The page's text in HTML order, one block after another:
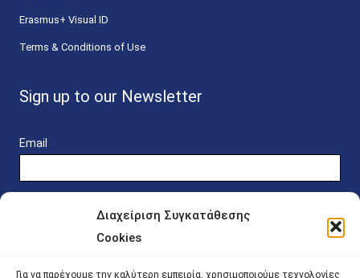
Διαχείριση Συγκατάθεσης
Cookies
Για να παρέχουμε την καλύτερη εμπειρία, χρησιμοποιούμε τεχνολογίες
Erasmus+ Visual ID
Terms & Conditions of Use
Sign up to our Newsletter
Email
Online Platform for Scholarship Candidates